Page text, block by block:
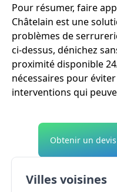
Pour résumer, faire
Châtelain est une
problèmes de
ci-dessus, dénichez
proximité disponible
nécessaires pour
interventions qui
Obtenir un
Villes voisines